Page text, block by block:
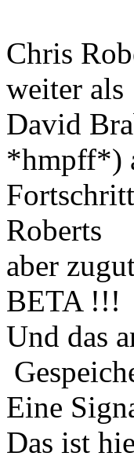
Chris
weiter als
David
*hmpff*)
Roberts
aber
BETA !!!
Und das
Eine
Das ist